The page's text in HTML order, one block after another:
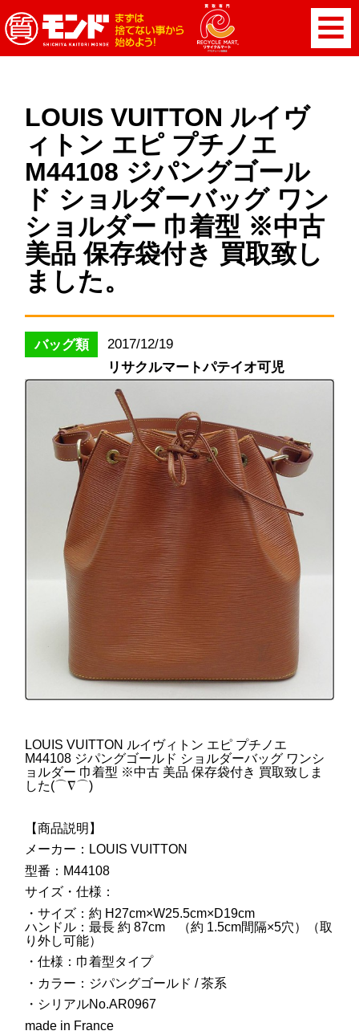
LOUIS VUITTON ルイヴ
ィトン エピ プチノエ
M44108 ジパングゴール
ド ショルダーバッグ ワン
ショルダー 巾着型 ※中古
美品 保存袋付き 買取致し
ました。
バッグ類
2017/12/19
リサクルマートパテイオ可児
LOUIS VUITTON ルイヴィトン エピ プチノエ
M44108 ジパングゴールド ショルダーバッグ ワンシ
ョルダー 巾着型 ※中古 美品 保存袋付き 買取致しま
した(⌒∇⌒)
【商品説明】
メーカー：LOUIS VUITTON
型番：M44108
サイズ・仕様：
・サイズ：約 H27cm×W25.5cm×D19cm
ハンドル：最長 約 87cm （約 1.5cm間隔×5穴）（取
り外し可能）
・仕様：巾着型タイプ
・カラー：ジパングゴールド / 茶系
・シリアルNo.AR0967
made in France